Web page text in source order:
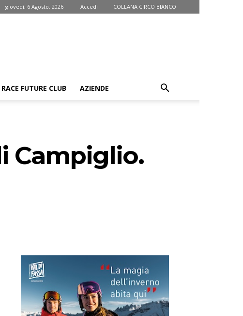
giovedì, 6 Agosto, 2026 Accedi COLLANA CIRCO BIANCO
RACE FUTURE CLUB AZIENDE
Campiglio.